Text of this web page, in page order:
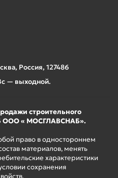
Россия, 127486
— выходной.
строительного
ООО « МОСГЛАВСНАБ».
право в одностороннем
материалов, менять
характеристики
сохранения